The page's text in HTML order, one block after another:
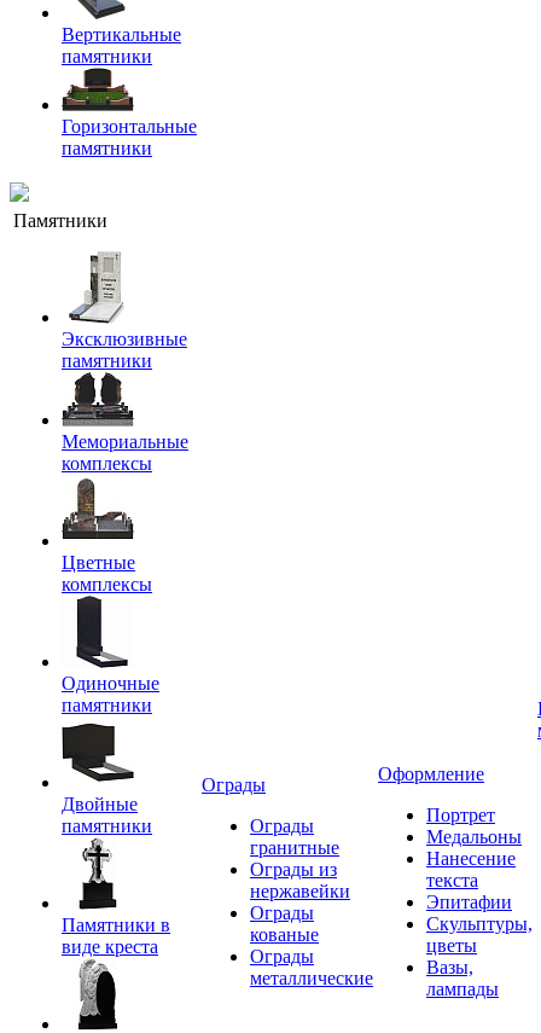
Вертикальные
памятники
Горизонтальные
памятники
Памятники
Эксклюзивные
памятники
Мемориальные
комплексы
Цветные
комплексы
Одиночные
памятники
Двойные
памятники
Памятники в
виде креста
Ограды
Ограды
гранитные
Ограды из
нержавейки
Ограды
кованые
Ограды
металлические
Оформление
Портрет
Медальоны
Нанесение
текста
Эпитафии
Скульптуры,
цветы
Вазы,
лампады